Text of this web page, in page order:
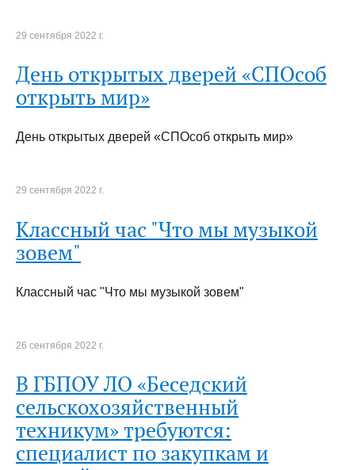
29 сентября 2022 г.
День открытых дверей «СПОсоб
открыть мир»
День открытых дверей «СПОсоб открыть мир»
29 сентября 2022 г.
Классный час "Что мы музыкой
зовем"
Классный час "Что мы музыкой зовем"
26 сентября 2022 г.
В ГБПОУ ЛО «Беседский
сельскохозяйственный
техникум» требуются:
специалист по закупкам и